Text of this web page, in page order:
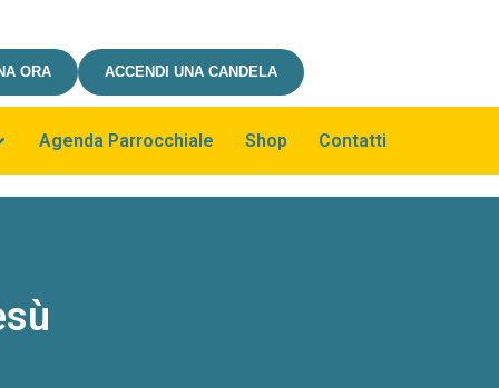
ORA ACCENDI UNA CANDELA
Agenda Parrocchiale Shop Contatti